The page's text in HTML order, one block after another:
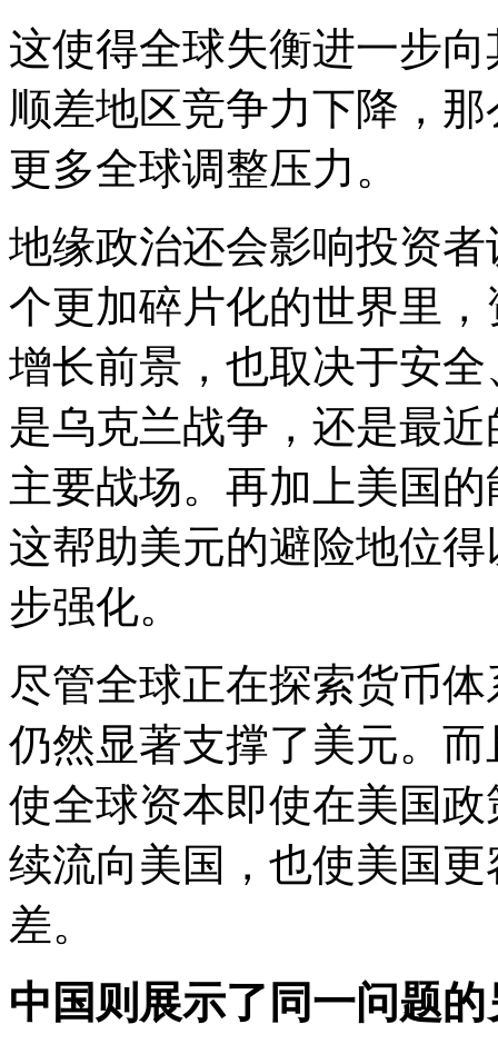
这使得全球失衡进一步
顺差地区竞争力下降，
更多全球调整压力。
地缘政治还会影响投资
个更加碎片化的世界里
增长前景，也取决于安
是乌克兰战争，还是最
主要战场。再加上美国
这帮助美元的避险地位
步强化。
尽管全球正在探索货币
仍然显著支撑了美元。
使全球资本即使在美国
续流向美国，也使美国
差。
中国则展示了同一问题